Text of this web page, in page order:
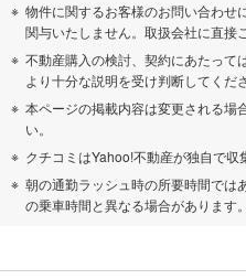
物件に関するお客様のお問い合わせ
関与いたしません。取扱会社に直接
不動産購入の検討、契約にあたって
より十分な説明を受け判断してくださ
本ページの掲載内容は変更される場
い。
クチコミはYahoo!不動産が独自で収
朝の通勤ラッシュ時の所要時間では
の乗車時間と異なる場合があります。